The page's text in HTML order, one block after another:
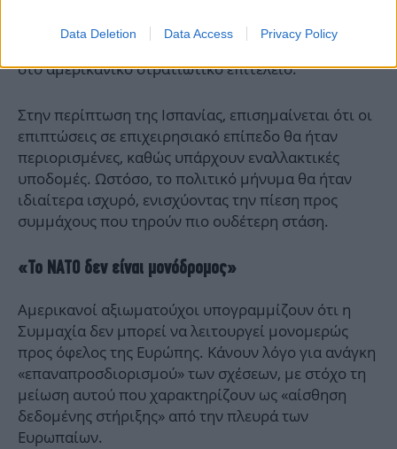
Data Deletion Data Access Privacy Policy
ούτε το κλείσιμο στρατιωτικών βάσεων στην
Ευρώπη. Ωστόσο, αφήνει ανοιχτό το ενδεχόμενο
αναδιάταξης δυνάμεων
, κάτι που ήδη συζητείται
στο αμερικανικό στρατιωτικό επιτελείο.
Στην περίπτωση της Ισπανίας, επισημαίνεται ότι οι
επιπτώσεις σε επιχειρησιακό επίπεδο θα ήταν
περιορισμένες, καθώς υπάρχουν εναλλακτικές
υποδομές. Ωστόσο, το πολιτικό μήνυμα θα ήταν
ιδιαίτερα ισχυρό, ενισχύοντας την πίεση προς
συμμάχους που τηρούν πιο ουδέτερη στάση.
«Το ΝΑΤΟ δεν είναι μονόδρομος»
Αμερικανοί αξιωματούχοι υπογραμμίζουν ότι η
Συμμαχία δεν μπορεί να λειτουργεί μονομερώς
προς όφελος της Ευρώπης. Κάνουν λόγο για ανάγκη
«επαναπροσδιορισμού» των σχέσεων, με στόχο τη
μείωση αυτού που χαρακτηρίζουν ως «αίσθηση
δεδομένης στήριξης» από την πλευρά των
Ευρωπαίων.